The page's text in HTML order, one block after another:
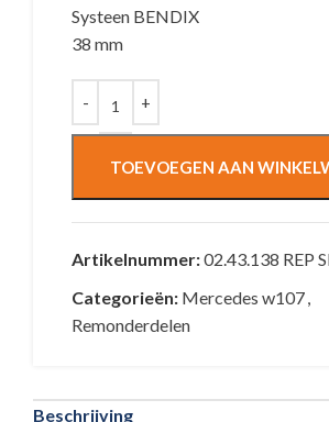
Systeen BENDIX
38 mm
TOEVOEGEN AAN
Artikelnummer:02.43.138 REP
Categorieën: Mercedes w107
Remonderdelen
Beschrijving